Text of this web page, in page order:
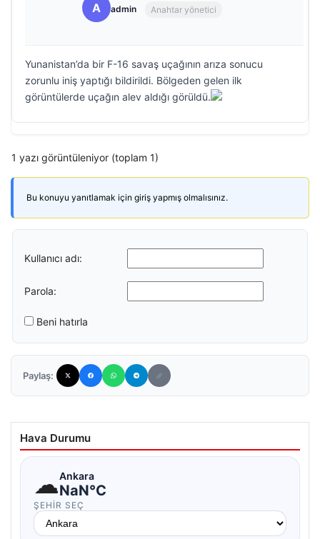
A admin Anahtar yönetici
Yunanistan’da bir F-16 savaş uçağının arıza sonucu
zorunlu iniş yaptığı bildirildi. Bölgeden gelen ilk
görüntülerde uçağın alev aldığı görüldü.
1 yazı görüntüleniyor (toplam 1)
Bu konuyu yanıtlamak için giriş yapmış olmalısınız.
Kullanıcı adı:
Parola:
Beni hatırla
Paylaş:
Hava Durumu
☁Ankara
NaN°C
ŞEHIR SEÇ